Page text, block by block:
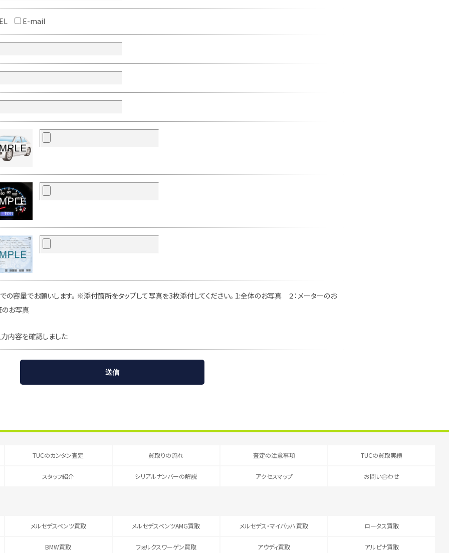
E-mail
容量でお願いします。 ※添付箇所をタップして写真を3枚添付してください。 1:全体のお写真 ２：メーターのお
お写真
内容を確認しました
TUCのカンタン査定 買取りの流れ 査定の注意事項 TUCの買取実績
スタッフ紹介 シリアルナンバーの解説 アクセスマップ お問い合わせ
メルセデスベンツ買取 メルセデスベンツAMG買取 メルセデス・マイバッハ買取 ロータス買取
BMW買取 フォルクスワーゲン買取 アウディ買取 アルピナ買取